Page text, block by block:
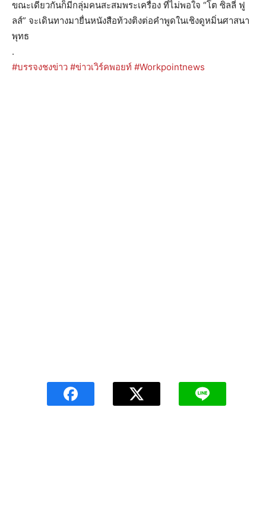
ขณะเดียวกันก็มีกลุ่มคนสะสมพระเครื่อง ที่ไม่พอใจ “โต ซิลลี่ ฟู
ลส์” จะเดินทางมายื่นหนังสือท้วงติงต่อคำพูดในเชิงดูหมิ่นศาสนา
พุทธ
.
#บรรจงชงข่าว #ข่าวเวิร์คพอยท์ #Workpointnews